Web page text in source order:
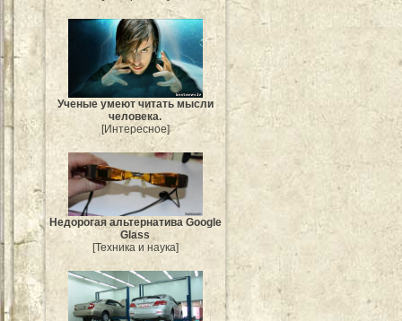
Ученые умеют читать мысли
человека.
[Интересное]
Недорогая альтернатива Google
Glass
[Техника и наука]